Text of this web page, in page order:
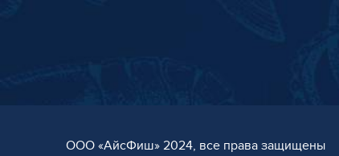
ООО «AйсФиш» 2024, все права защищены